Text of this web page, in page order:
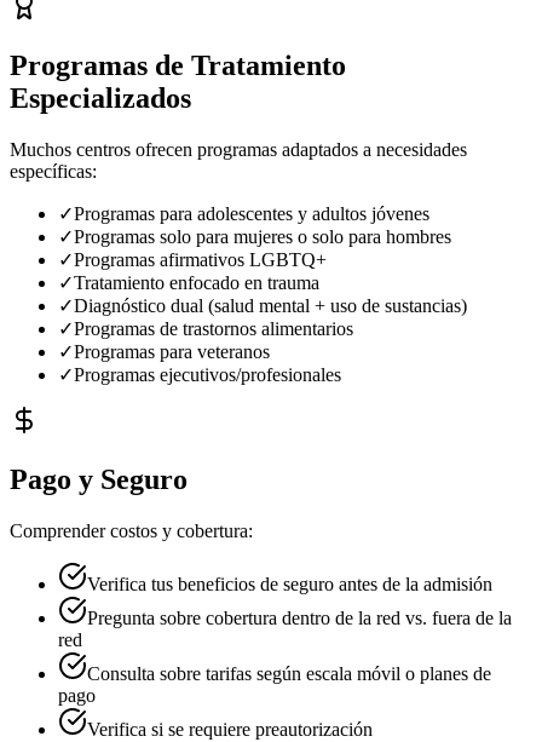
Programas de Tratamiento
Especializados
Muchos centros ofrecen programas adaptados a necesidades
específicas:
✓Programas para adolescentes y adultos jóvenes
✓Programas solo para mujeres o solo para hombres
✓Programas afirmativos LGBTQ+
✓Tratamiento enfocado en trauma
✓Diagnóstico dual (salud mental + uso de sustancias)
✓Programas de trastornos alimentarios
✓Programas para veteranos
✓Programas ejecutivos/profesionales
Pago y Seguro
Comprender costos y cobertura:
Verifica tus beneficios de seguro antes de la admisión
Pregunta sobre cobertura dentro de la red vs. fuera de la
red
Consulta sobre tarifas según escala móvil o planes de
pago
Verifica si se requiere preautorización